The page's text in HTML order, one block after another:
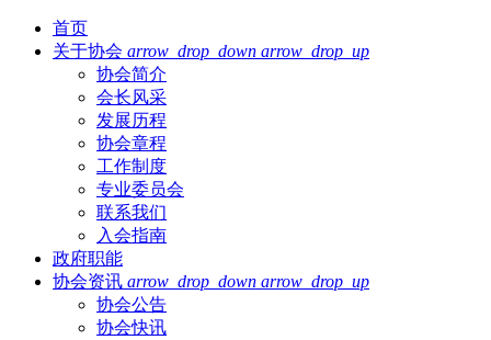
首页
关于协会 arrow_drop_down arrow_drop_up
协会简介
会长风采
发展历程
协会章程
工作制度
专业委员会
联系我们
入会指南
政府职能
协会资讯 arrow_drop_down arrow_drop_up
协会公告
协会快讯